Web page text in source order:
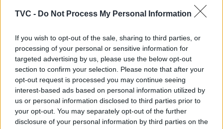
TVC - Do Not Process My Personal Information
If you wish to opt-out of the sale, sharing to third parties, or
processing of your personal or sensitive information for
targeted advertising by us, please use the below opt-out
section to confirm your selection. Please note that after your
opt-out request is processed you may continue seeing
interest-based ads based on personal information utilized by
us or personal information disclosed to third parties prior to
your opt-out. You may separately opt-out of the further
disclosure of your personal information by third parties on the
nova interpretação da lei com base em pareceres
jurídicos que levam a outro entendimento sobre os
Para a Anafre, o prazo estabelecido de um ano após
a publicação da lei das freguesias pode referir-se ao
início do processo e não à sua entrega na
Assembleia da República.